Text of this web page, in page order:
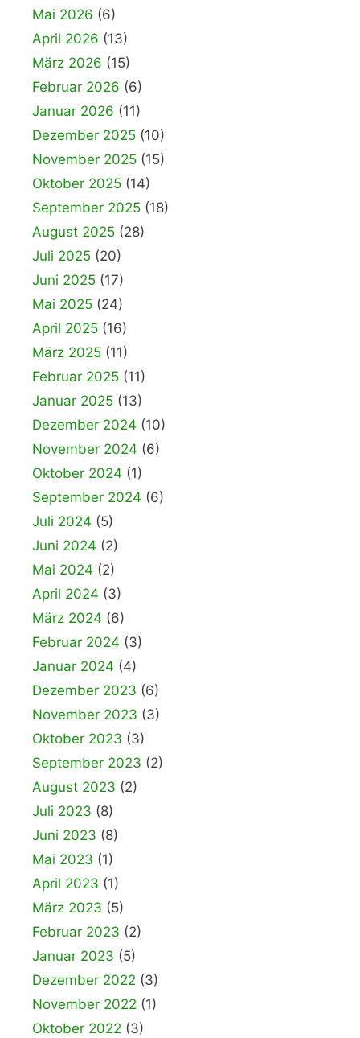
Mai 2026 (6)
April 2026 (13)
März 2026 (15)
Februar 2026 (6)
Januar 2026 (11)
Dezember 2025 (10)
November 2025 (15)
Oktober 2025 (14)
September 2025 (18)
August 2025 (28)
Juli 2025 (20)
Juni 2025 (17)
Mai 2025 (24)
April 2025 (16)
März 2025 (11)
Februar 2025 (11)
Januar 2025 (13)
Dezember 2024 (10)
November 2024 (6)
Oktober 2024 (1)
September 2024 (6)
Juli 2024 (5)
Juni 2024 (2)
Mai 2024 (2)
April 2024 (3)
März 2024 (6)
Februar 2024 (3)
Januar 2024 (4)
Dezember 2023 (6)
November 2023 (3)
Oktober 2023 (3)
September 2023 (2)
August 2023 (2)
Juli 2023 (8)
Juni 2023 (8)
Mai 2023 (1)
April 2023 (1)
März 2023 (5)
Februar 2023 (2)
Januar 2023 (5)
Dezember 2022 (3)
November 2022 (1)
Oktober 2022 (3)